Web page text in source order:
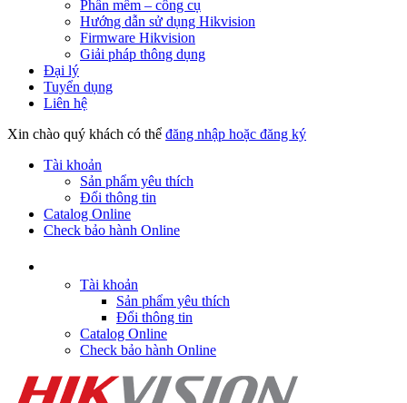
Phần mềm – công cụ
Hướng dẫn sử dụng Hikvision
Firmware Hikvision
Giải pháp thông dụng
Đại lý
Tuyển dụng
Liên hệ
Xin chào quý khách có thể đăng nhập hoặc đăng ký
Tài khoản
Sản phẩm yêu thích
Đổi thông tin
Catalog Online
Check bảo hành Online
Tài khoản
Sản phẩm yêu thích
Đổi thông tin
Catalog Online
Check bảo hành Online